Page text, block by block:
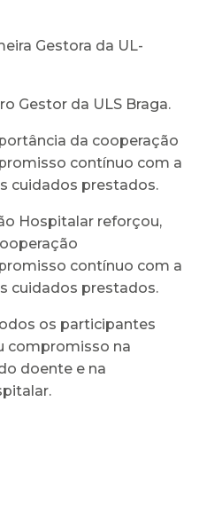
Gestora da UL-
Gestor da ULS Braga.
da cooperação
contínuo com a
cuidados prestados.
Hospitalar reforçou,
contínuo com a
cuidados prestados.
os participantes
compromisso na
doente e na